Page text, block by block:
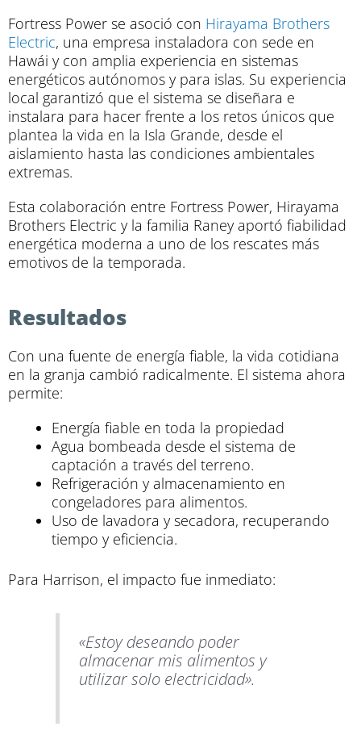
Fortress Power se asoció con Hirayama Brothers
Electric, una empresa instaladora con sede en
Hawái y con amplia experiencia en sistemas
energéticos autónomos y para islas. Su experiencia
local garantizó que el sistema se diseñara e
instalara para hacer frente a los retos únicos que
plantea la vida en la Isla Grande, desde el
aislamiento hasta las condiciones ambientales
extremas.
Esta colaboración entre Fortress Power, Hirayama
Brothers Electric y la familia Raney aportó fiabilidad
energética moderna a uno de los rescates más
emotivos de la temporada.
Resultados
Con una fuente de energía fiable, la vida cotidiana
en la granja cambió radicalmente. El sistema ahora
permite:
Energía fiable en toda la propiedad
Agua bombeada desde el sistema de
captación a través del terreno.
Refrigeración y almacenamiento en
congeladores para alimentos.
Uso de lavadora y secadora, recuperando
tiempo y eficiencia.
Para Harrison, el impacto fue inmediato:
«Estoy deseando poder
almacenar mis alimentos y
utilizar solo electricidad».